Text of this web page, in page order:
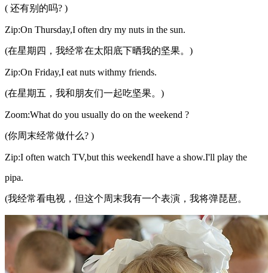
( 还有别的吗? )
Zip:On Thursday,I often dry my nuts in the sun.
(在星期四，我经常在太阳底下晒我的坚果。)
Zip:On Friday,I eat nuts withmy friends.
(在星期五，我和朋友们一起吃坚果。)
Zoom:What do you usually do on the weekend ?
(你周末经常做什么? )
Zip:I often watch TV,but this weekendI have a show.I'll play the
pipa.
(我经常看电视，但这个周末我有一个表演，我将弹琵琶。